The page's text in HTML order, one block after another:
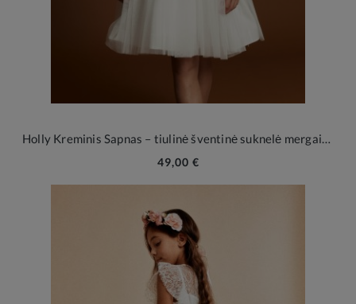
Holly Kreminis Sapnas – tiulinė šventinė suknelė mergaitei
49,00 €